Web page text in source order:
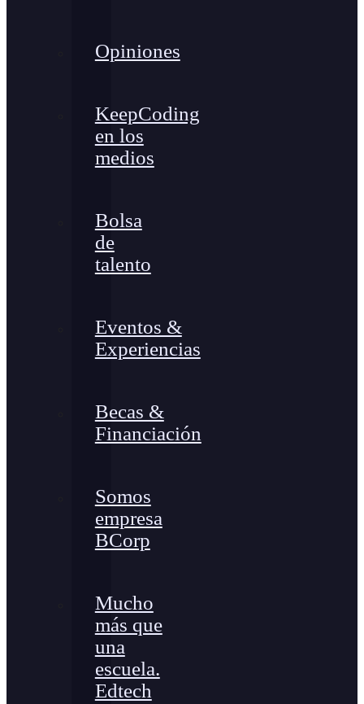
Opiniones
KeepCoding
en los
medios
Bolsa
de
talento
Eventos &
Experiencias
Becas &
Financiación
Somos
empresa
BCorp
Mucho
más que
una
escuela.
Edtech